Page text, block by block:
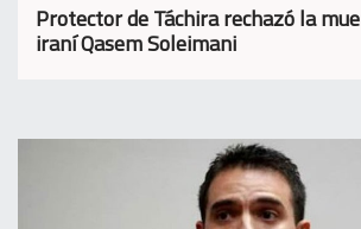
Protector de Táchira rechazó la
iraní Qasem Soleimani